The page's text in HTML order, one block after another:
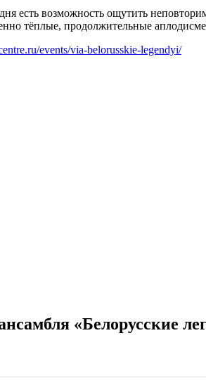
есть возможность ощутить
тёплые, продолжительные
events/via-belorusskie-legendyi/
«Белорусские